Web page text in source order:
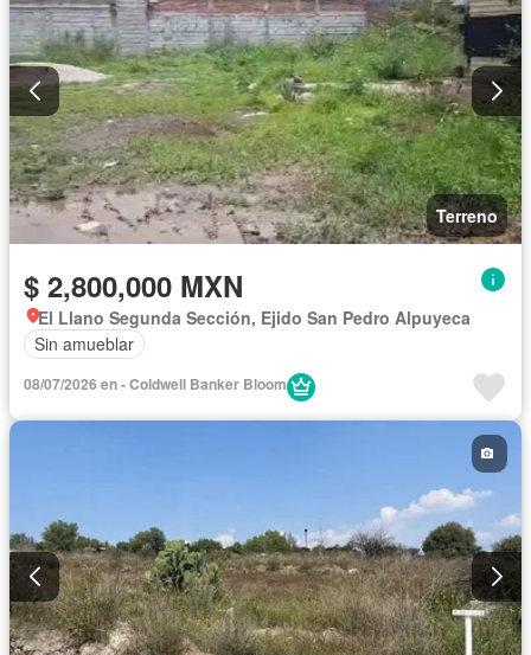
Terreno
$ 2,800,000 MXN
El Llano Segunda Sección, Ejido San Pedro Alpuyeca
Sin amueblar
08/07/2026 en - Coldwell Banker Bloom